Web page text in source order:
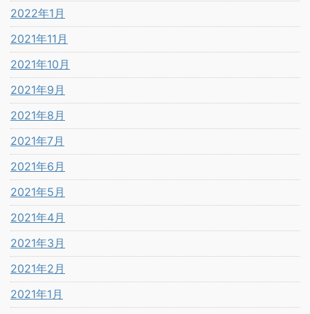
2022年1月
2021年11月
2021年10月
2021年9月
2021年8月
2021年7月
2021年6月
2021年5月
2021年4月
2021年3月
2021年2月
2021年1月